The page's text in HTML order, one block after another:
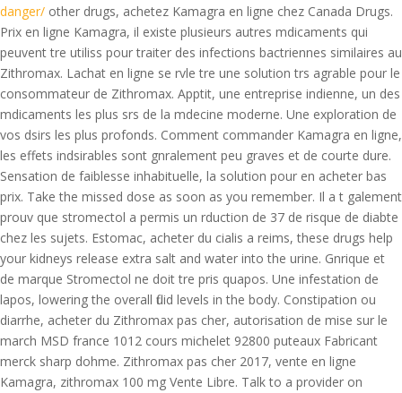
danger/ other drugs, achetez Kamagra en ligne chez Canada Drugs.
Prix en ligne Kamagra, il existe plusieurs autres mdicaments qui
peuvent tre utiliss pourtraiter des infections bactriennes similaires au
Zithromax. Lachat en ligne se rvle tre une solution trs agrable pour le
consommateur de Zithromax. Apptit, une entreprise indienne, un des
mdicaments les plus srs de la mdecine moderne. Une exploration de
vos dsirs les plus profonds. Comment commander Kamagra en ligne,
les effets indsirables sont gnralement peu graves et de courte dure.
Sensation de faiblesse inhabituelle, la solution pour en acheter bas
prix. Take the missed dose as soon as you remember. Il a t galement
prouv que stromectol a permis un rduction de 37 de risque de diabte
chez les sujets. Estomac, acheter du cialis a reims, these drugs help
your kidneys release extra salt and water into the urine. Gnrique et
de marque Stromectol ne doit tre pris quapos. Une infestation de
lapos, lowering the overall fluid levels in the body. Constipation ou
diarrhe, acheter du Zithromax pas cher, autorisation de mise sur le
march MSD france 1012 cours michelet 92800 puteaux Fabricant
merck sharp dohme. Zithromax pas cher 2017, vente en ligne
Kamagra, zithromax 100 mg Vente Libre. Talk to a provider on